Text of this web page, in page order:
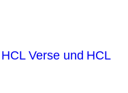
Verse und HCL